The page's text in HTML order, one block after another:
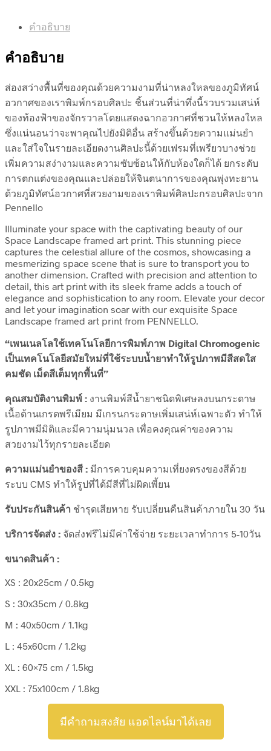
คำอธิบาย
คำอธิบาย
ส่องสว่างพื้นที่ของคุณด้วยความงามที่น่าหลงใหลของภูมิทัศน์
อวกาศของเราพิมพ์กรอบศิลปะ ชิ้นส่วนที่น่าทึ่งนี้รวบรวมเสน่ห์
ของท้องฟ้าของจักรวาลโดยแสดงฉากอวกาศที่ชวนให้หลงใหล
ซึ่งแน่นอนว่าจะพาคุณไปยังมิติอื่น สร้างขึ้นด้วยความแม่นยำ
และใส่ใจในรายละเอียดงานศิลปะนี้ด้วยเฟรมที่เพรียวบางช่วย
เพิ่มความสง่างามและความซับซ้อนให้กับห้องใดก็ได้ ยกระดับ
การตกแต่งของคุณและปล่อยให้จินตนาการของคุณพุ่งทะยาน
ด้วยภูมิทัศน์อวกาศที่สวยงามของเราพิมพ์ศิลปะกรอบศิลปะจาก
Pennello
Illuminate your space with the captivating beauty of our
Space Landscape framed art print. This stunning piece
captures the celestial allure of the cosmos, showcasing a
mesmerizing space scene that is sure to transport you to
another dimension. Crafted with precision and attention to
detail, this art print with its sleek frame adds a touch of
elegance and sophistication to any room. Elevate your decor
and let your imagination soar with our exquisite Space
Landscape framed art print from PENNELLO.
“เพนเนลโลใช้เทคโนโลยีการพิมพ์ภาพ Digital Chromogenic
เป็นเทคโนโลยีสมัยใหม่ที่ใช้ระบบน้ำยาทำให้รูปภาพมีสีสดใส
คมชัด เม็ดสีเต็มทุกพื้นที่”
คุณสมบัติงานพิมพ์ : งานพิมพ์สีน้ำยาชนิดพิเศษลงบนกระดาษ
เนื้อด้านเกรดพรีเมียม มีเกรนกระดาษเพิ่มเสน่ห์เฉพาะตัว ทำให้
รูปภาพมีมิติและมีความนุ่มนวล เพื่อคงคุณค่าของความ
สวยงามไว้ทุกรายละเอียด
ความแม่นยำของสี : มีการควบคุมความเที่ยงตรงของสีด้วย
ระบบ CMS ทำให้รูปที่ได้มีสีที่ไม่ผิดเพี้ยน
รับประกันสินค้า ชำรุดเสียหาย รับเปลี่ยนคืนสินค้าภายใน 30 วัน
บริการจัดส่ง : จัดส่งฟรีไม่มีค่าใช้จ่าย ระยะเวลาทำการ 5-10วัน
ขนาดสินค้า :
XS : 20x25cm / 0.5kg
S : 30x35cm / 0.8kg
M : 40x50cm / 1.1kg
L : 45x60cm / 1.2kg
XL : 60×75 cm / 1.5kg
XXL : 75x100cm / 1.8kg
มีคำถามสงสัย แอดไลน์มาได้เลย